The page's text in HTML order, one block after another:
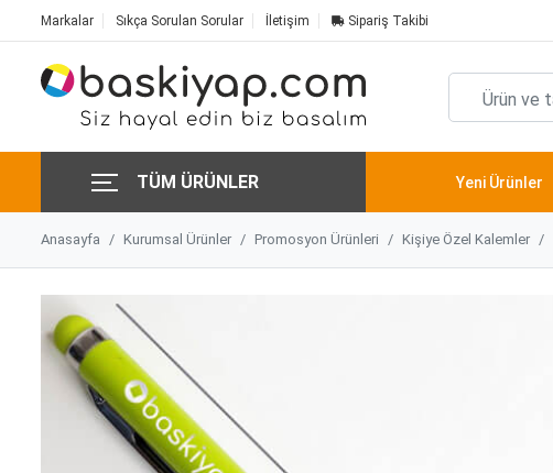
Markalar Sıkça Sorulan Sorular İletişim Sipariş Takibi
TÜM ÜRÜNLER Yeni Ürünler
Anasayfa Kurumsal Ürünler Promosyon Ürünleri Kişiye Özel Kalemler